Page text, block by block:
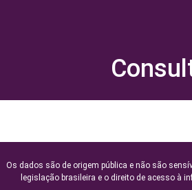
Os dados são de origem pública e não são
legislação brasileira e o direito de acesso à